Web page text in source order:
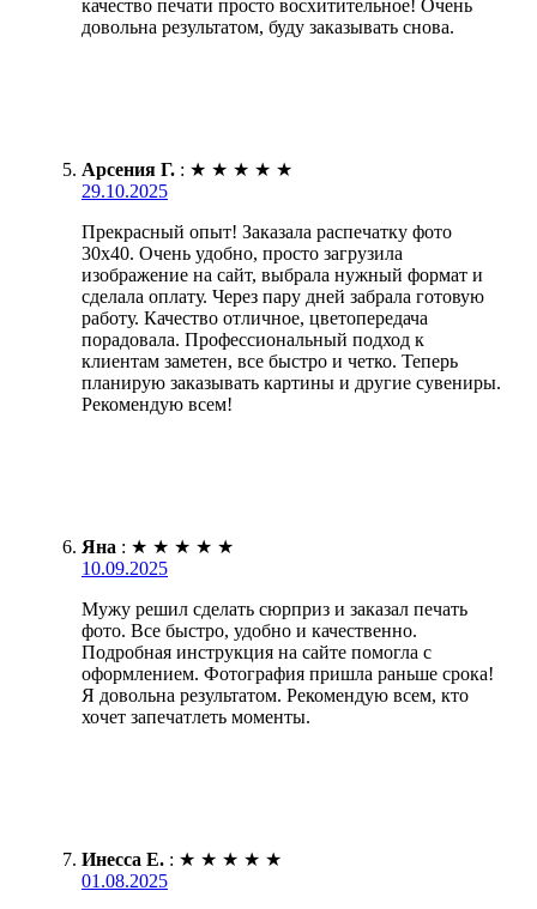
качество печати просто восхитительное! Очень
довольна результатом, буду заказывать снова.
Арсения Г. : ★ ★ ★ ★ ★
29.10.2025
Прекрасный опыт! Заказала распечатку фото
30х40. Очень удобно, просто загрузила
изображение на сайт, выбрала нужный формат и
сделала оплату. Через пару дней забрала готовую
работу. Качество отличное, цветопередача
порадовала. Профессиональный подход к
клиентам заметен, все быстро и четко. Теперь
планирую заказывать картины и другие сувениры.
Рекомендую всем!
Яна : ★ ★ ★ ★ ★
10.09.2025
Мужу решил сделать сюрприз и заказал печать
фото. Все быстро, удобно и качественно.
Подробная инструкция на сайте помогла с
оформлением. Фотография пришла раньше срока!
Я довольна результатом. Рекомендую всем, кто
хочет запечатлеть моменты.
Инесса Е. : ★ ★ ★ ★ ★
01.08.2025